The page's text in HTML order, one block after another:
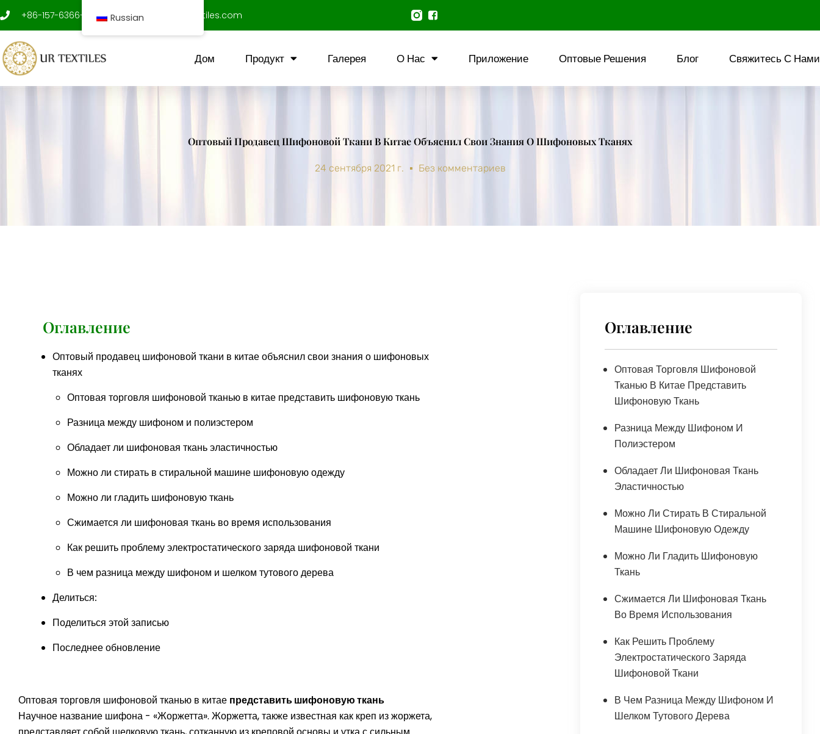
перейти
к
содержанию
+86-157-6366-9312 shenxujian@ur-textiles.com
Дом Продукт Галерея О Нас Приложение Оптовые Решения Блог Свяжитесь С Нами
Оптовый Продавец Шифоновой Ткани В Китае Объяснил Свои Знания О Шифоновых Тканях
24 сентября 2021 г. Без комментариев
Оглавление
Оптовый продавец шифоновой ткани в китае объяснил свои знания о шифоновых
тканях
Оптовая торговля шифоновой тканью в китае представить шифоновую ткань
Разница между шифоном и полиэстером
Обладает ли шифоновая ткань эластичностью
Можно ли стирать в стиральной машине шифоновую одежду
Можно ли гладить шифоновую ткань
Сжимается ли шифоновая ткань во время использования
Как решить проблему электростатического заряда шифоновой ткани
В чем разница между шифоном и шелком тутового дерева
Делиться:
Поделиться этой записью
Последнее обновление
Оптовая торговля шифоновой тканью в китае представить шифоновую ткань
Научное название шифона - «Жоржетта». Жоржетта, также известная как креп из жоржета,
Оглавление
Оптовая Торговля Шифоновой
Тканью В Китае Представить
Шифоновую Ткань
Разница Между Шифоном И
Полиэстером
Обладает Ли Шифоновая Ткань
Эластичностью
Можно Ли Стирать В Стиральной
Машине Шифоновую Одежду
Можно Ли Гладить Шифоновую
Ткань
Сжимается Ли Шифоновая Ткань
Во Время Использования
Как Решить Проблему
Электростатического Заряда
Шифоновой Ткани
В Чем Разница Между Шифоном И
Шелком Тутового Дерева
Russian